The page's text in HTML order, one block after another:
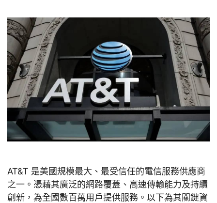
AT&T 是美國規模最大、最受信任的電信服務供應商
之一。憑藉其廣泛的網路覆蓋、高速傳輸能力及持續
創新，為全國數百萬用戶提供服務。以下為其關鍵資